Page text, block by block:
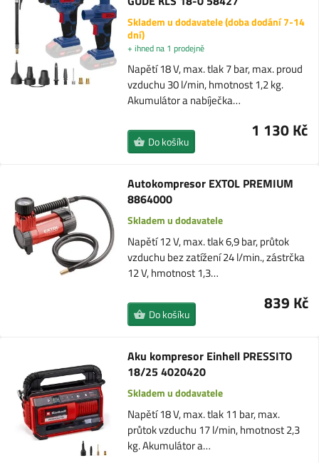
Skladem u dodavatele (doba dodání 7-14
dní)
+ ihned na 1 prodejně
Napětí 18 V, max. tlak 7 bar, max. proud
vzduchu 30 l/min, hmotnost 1,2 kg.
Akumulátor a nabíječka…
1 130 Kč
Do košíku
Autokompresor EXTOL PREMIUM
8864000
Skladem u dodavatele
Napětí 12 V, max. tlak 6,9 bar, průtok
vzduchu bez zatížení 24 l/min., zástrčka
12 V, hmotnost 1,3…
839 Kč
Do košíku
Aku kompresor Einhell PRESSITO
18/25 4020420
Skladem u dodavatele
Napětí 18 V, max. tlak 11 bar, max.
průtok vzduchu 17 l/min, hmotnost 2,3
kg. Akumulátor a…